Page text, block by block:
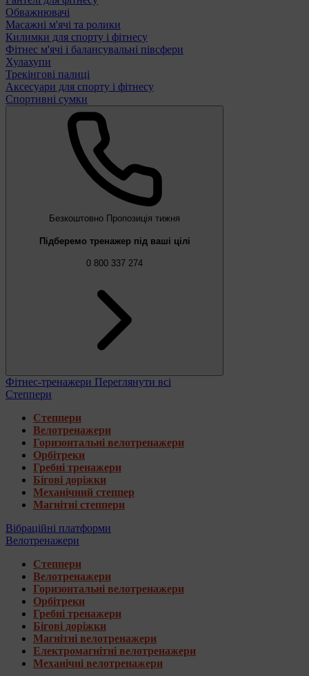
Обважнювачі
Масажні м'ячі та ролики
Килимки для спорту і фітнесу
Фітнес м'ячі і балансувальні півсфери
Хулахупи
Трекінгові палиці
Аксесуари для спорту і фітнесу
Спортивні сумки
Безкоштовно Пропозиція тижня
Підберемо тренажер під ваші цілі
0 800 337 274
Фітнес-тренажери Переглянути всі
Степпери
Степпери
Велотренажери
Горизонтальні велотренажери
Орбітреки
Гребні тренажери
Бігові доріжки
Механічний степпер
Магнітні степпери
Вібраційні платформи
Велотренажери
Степпери
Велотренажери
Горизонтальні велотренажери
Орбітреки
Гребні тренажери
Бігові доріжки
Магнітні велотренажери
Електромагнітні велотренажери
Механічні велотренажери